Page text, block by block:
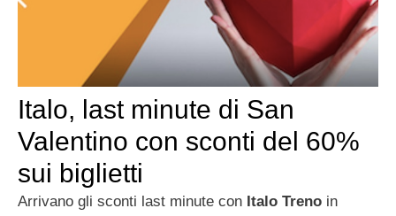
Italo, last minute di San
Valentino con sconti del 60%
sui biglietti
Arrivano gli sconti last minute con Italo Treno in